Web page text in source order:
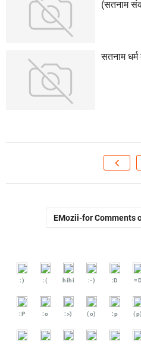
(सतनाम
सतनाम
EMozii-for Comments
:) :( hihi :-) :D =D
:P :o :>) (o) :p (p)